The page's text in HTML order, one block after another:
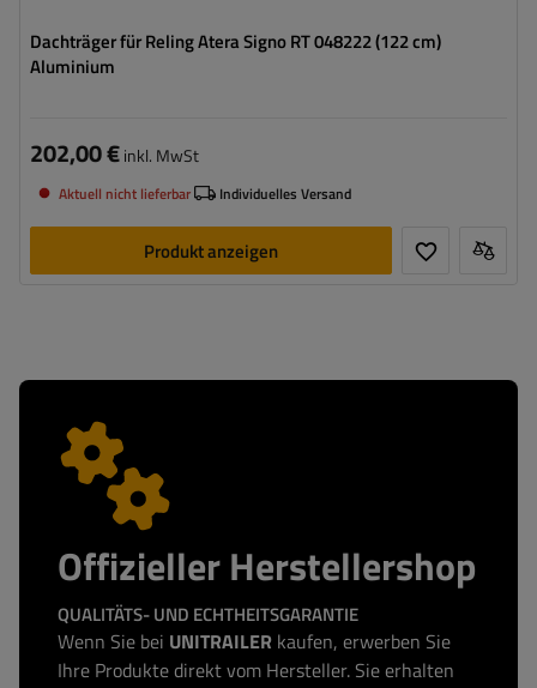
Dachträger für Reling Atera Signo RT 048222 (122 cm)
Aluminium
202,00 €inkl. MwSt
Aktuell nicht lieferbar Individuelles Versand
Produkt anzeigen
Offizieller Herstellershop
QUALITÄTS- UND ECHTHEITSGARANTIE
Wenn Sie bei UNITRAILER kaufen, erwerben Sie
Ihre Produkte direkt vom Hersteller. Sie erhalten